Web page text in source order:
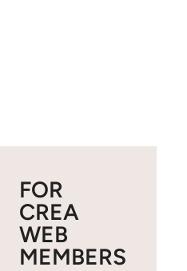
FOR
CREA
WEB
MEMBERS